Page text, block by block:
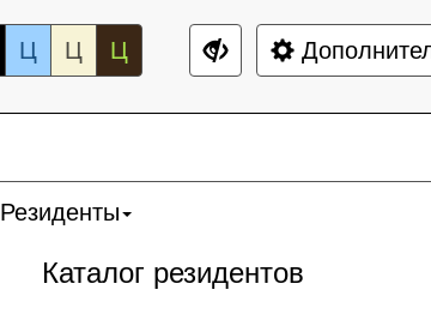
Ц Ц Ц
Резиденты
Каталог резидентов